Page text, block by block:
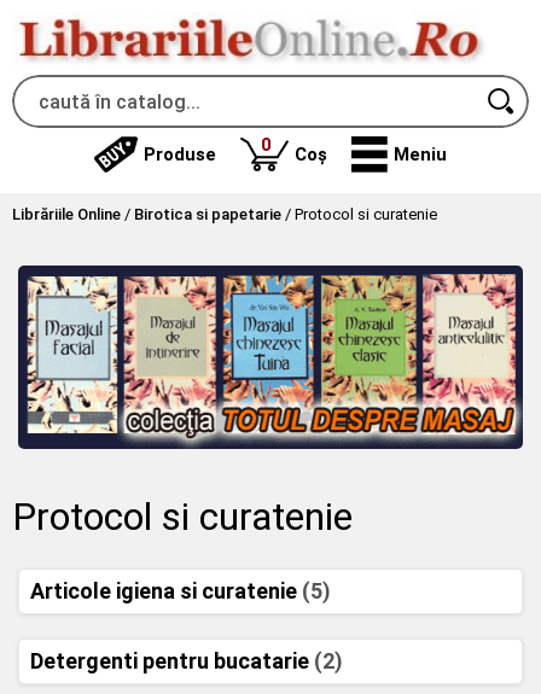
Produse 0produse
Coș Meniu
Librăriile Online / Birotica si papetarie / Protocol si curatenie
Protocol si curatenie
Articole igiena si curatenie (5)
Detergenti pentru bucatarie (2)